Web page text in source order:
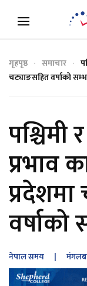
गृहपृष्ठ समाचार
चट्याङसहित वर्षाको
पश्चिमी
प्रभाव
वर्षाको
नेपाल समय |